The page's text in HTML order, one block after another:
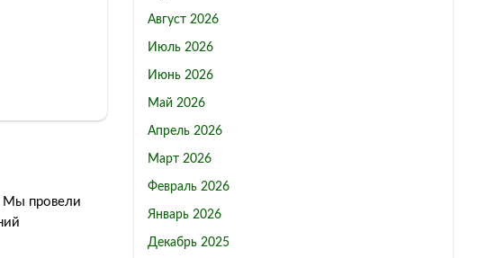
Мы провели
Август 2026
Июль 2026
Июнь 2026
Май 2026
Апрель 2026
Март 2026
Февраль 2026
Январь 2026
Декабрь 2025